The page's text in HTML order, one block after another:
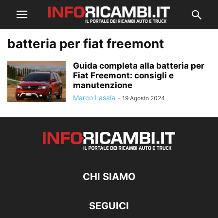
batteria per fiat freemont
Guida completa alla batteria per
Fiat Freemont: consigli e
manutenzione
Marco Lasala - 19 Agosto 2024
CHI SIAMO
SEGUICI